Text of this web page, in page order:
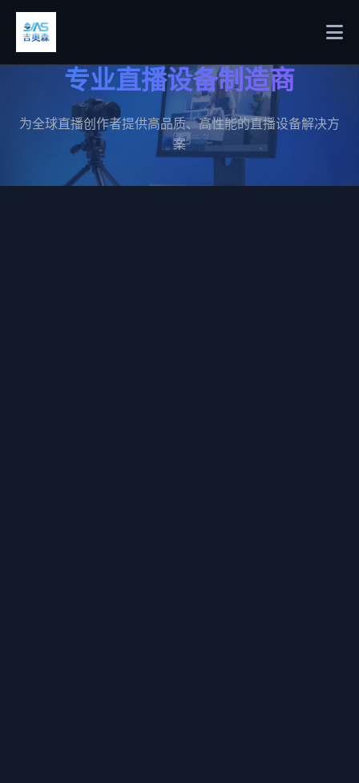
专业直播设备制造商
为全球直播创作者提供高品质、高性能的直播设备解决方
案